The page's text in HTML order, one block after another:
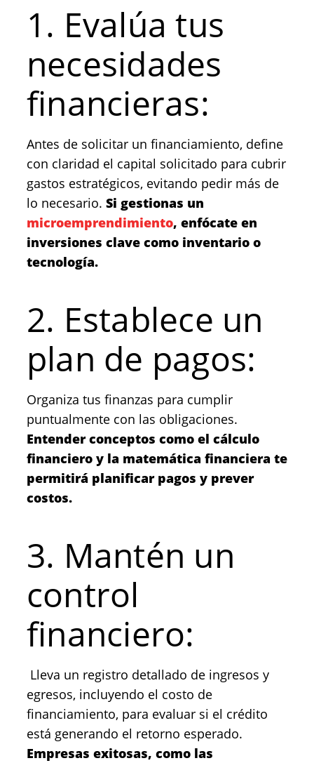
1. Evalúa tus
necesidades
financieras:
Antes de solicitar un financiamiento, define
con claridad el capital solicitado para cubrir
gastos estratégicos, evitando pedir más de
lo necesario. Si gestionas un
microemprendimiento, enfócate en
inversiones clave como inventario o
tecnología.
2. Establece un
plan de pagos:
Organiza tus finanzas para cumplir
puntualmente con las obligaciones.
Entender conceptos como el cálculo
financiero y la matemática financiera te
permitirá planificar pagos y prever
costos.
3. Mantén un
control
financiero:
Lleva un registro detallado de ingresos y
egresos, incluyendo el costo de
financiamiento, para evaluar si el crédito
está generando el retorno esperado.
Empresas exitosas, como las